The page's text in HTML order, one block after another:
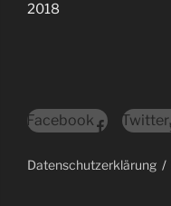
2018
Facebook Twitter
Datenschutzerklärung